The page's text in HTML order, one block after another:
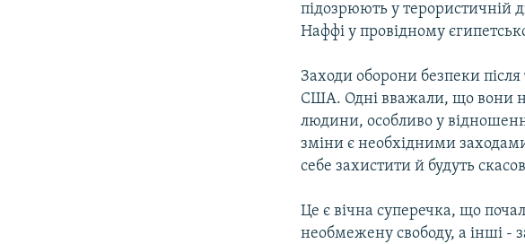
підозрюють у терористичній
Наффі у провідному
Заходи оборони безпеки
США. Одні вважали, що вони
людини, особливо у
зміни є необхідними
себе захистити й будуть
Це є вічна суперечка, що
необмежену свободу, а інші -